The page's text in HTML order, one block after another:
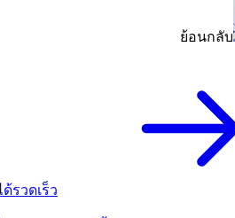
ย้อนกลับ
รวดเร็ว